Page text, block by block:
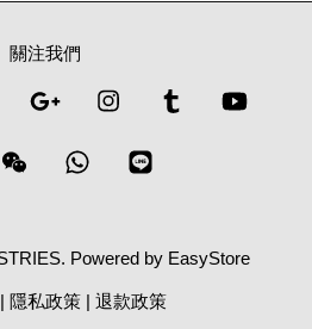
關注我們
Pinterest Google Instagram Tumblr
Wechat Whatsapp
Powered by EasyStore
| 隱私政策 | 退款政策